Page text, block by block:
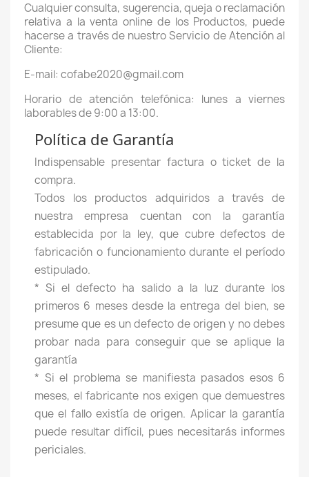
Cualquier consulta, sugerencia, queja o reclamación
relativa a la venta online de los Productos, puede
hacerse a través de nuestro Servicio de Atención al
Cliente:
E-mail: cofabe2020@gmail.com
Horario de atención telefónica: lunes a viernes
laborables de 9:00 a 13:00.
Política de Garantía
Indispensable presentar factura o ticket de la
compra.
Todos los productos adquiridos a través de
nuestra empresa cuentan con la garantía
establecida por la ley, que cubre defectos de
fabricación o funcionamiento durante el período
estipulado.
* Si el defecto ha salido a la luz durante los
primeros 6 meses desde la entrega del bien, se
presume que es un defecto de origen y no debes
probar nada para conseguir que se aplique la
garantía
* Si el problema se manifiesta pasados esos 6
meses, el fabricante nos exigen que demuestres
que el fallo existía de origen. Aplicar la garantía
puede resultar difícil, pues necesitarás informes
periciales.